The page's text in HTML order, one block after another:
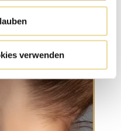
verwenden
LEISTUNGEN: